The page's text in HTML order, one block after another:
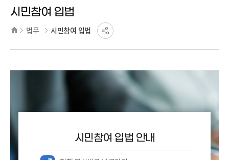
시민참여 입법
법무 시민참여 입법
시민참여 입법 안내